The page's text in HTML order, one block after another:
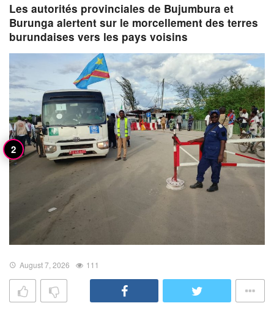
Les autorités provinciales de Bujumbura et
Burunga alertent sur le morcellement des terres
burundaises vers les pays voisins
August 7, 2026 111